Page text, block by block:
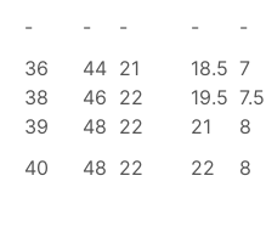
- - - -
-
36 44 21 18.5 7
38 46 22 19.5 7.5
39 48 22 21
8
40 48 22 22 8